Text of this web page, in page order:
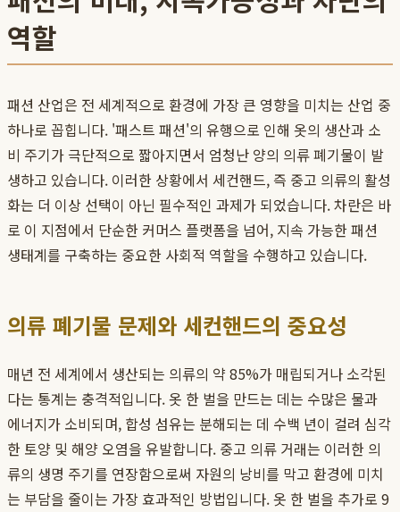
역할
패션 산업은 전 세계적으로 환경에 가장 큰 영향을 미치는 산업 중
하나로 꼽힙니다. '패스트 패션'의 유행으로 인해 옷의 생산과 소
비 주기가 극단적으로 짧아지면서 엄청난 양의 의류 폐기물이 발
생하고 있습니다. 이러한 상황에서 세컨핸드, 즉 중고 의류의 활성
화는 더 이상 선택이 아닌 필수적인 과제가 되었습니다. 차란은 바
로 이 지점에서 단순한 커머스 플랫폼을 넘어, 지속 가능한 패션
생태계를 구축하는 중요한 사회적 역할을 수행하고 있습니다.
의류 폐기물 문제와 세컨핸드의 중요성
매년 전 세계에서 생산되는 의류의 약 85%가 매립되거나 소각된
다는 통계는 충격적입니다. 옷 한 벌을 만드는 데는 수많은 물과
에너지가 소비되며, 합성 섬유는 분해되는 데 수백 년이 걸려 심각
한 토양 및 해양 오염을 유발합니다. 중고 의류 거래는 이러한 의
류의 생명 주기를 연장함으로써 자원의 낭비를 막고 환경에 미치
는 부담을 줄이는 가장 효과적인 방법입니다. 옷 한 벌을 추가로 9